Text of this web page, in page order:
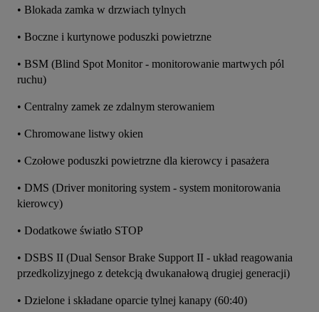
• Blokada zamka w drzwiach tylnych
• Boczne i kurtynowe poduszki powietrzne
• BSM (Blind Spot Monitor - monitorowanie martwych pól
ruchu)
• Centralny zamek ze zdalnym sterowaniem
• Chromowane listwy okien
• Czołowe poduszki powietrzne dla kierowcy i pasażera
• DMS (Driver monitoring system - system monitorowania
kierowcy)
• Dodatkowe światło STOP
• DSBS II (Dual Sensor Brake Support II - układ reagowania
przedkolizyjnego z detekcją dwukanałową drugiej generacji)
• Dzielone i składane oparcie tylnej kanapy (60:40)